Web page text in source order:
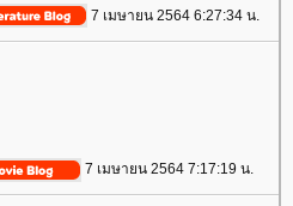
7 เมษายน 2564 6:27:34 น.
7 เมษายน 2564 7:17:19 น.